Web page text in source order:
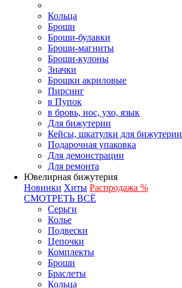
Кольца
Броши
Броши-булавки
Броши-магниты
Броши-кулоны
Значки
Брошки акриловые
Пирсинг
в Пупок
в бровь, нос, ухо, язык
Для бижутерии
Кейсы, шкатулки для бижутерии
Подарочная упаковка
Для демонстрации
Для ремонта
Ювелирная бижутерия
Новинки Хиты Распродажа %
СМОТРЕТЬ ВСЁ
Серьги
Колье
Подвески
Цепочки
Комплекты
Броши
Браслеты
Кольца